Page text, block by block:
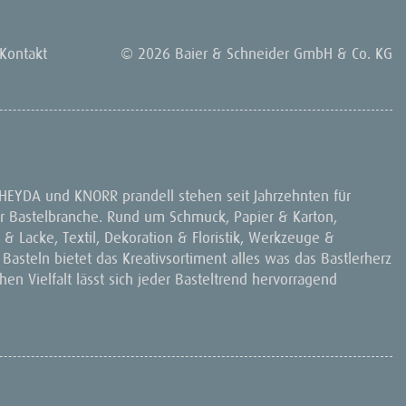
Kontakt © 2026 Baier & Schneider GmbH & Co. KG
und KNORR prandell stehen seit Jahrzehnten für
Rund um Schmuck, Papier & Karton,
Lacke, Textil, Dekoration & Floristik, Werkzeuge &
bietet das Kreativsortiment alles was das Bastlerherz
Vielfalt lässt sich jeder Basteltrend hervorragend